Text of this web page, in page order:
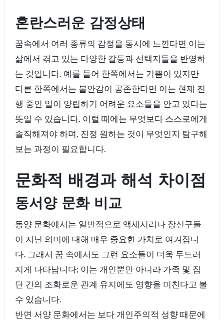
혼란스러운 감정상태
꿈속에서 여러 종류의 감정을 동시에 느낀다면 이는
삶에서 겪고 있는 다양한 갈등과 선택지들을 반영하
는 것입니다. 예를 들어 한쪽에서는 기쁨이 있지만
다른 한쪽에서는 불안감이 공존한다면 이는 현재 진
행 중인 일이 양립하기 어려운 요소들을 안고 있다는
뜻일 수 있습니다. 이럴 때에는 무엇보다 스스로에게
솔직해져야 하며, 진정 원하는 것이 무엇인지 탐구해
보는 과정이 필요합니다.
문화적 배경과 해석 차이점
동서양 문화 비교
동양 문화에서는 일반적으로 액세서리나 장신구들
이 지닌 의미에 대해 매우 중요한 가치로 여겨집니
다. 그래서 꿈 속에서도 그런 요소들이 더욱 두드러
지게 나타납니다; 이는 개인뿐만 아니라 가족 및 집
단 간의 조화로운 관계 유지에도 영향을 미친다고 볼
수 있습니다.
반면 서양 문화에서는 보다 개인주의적 성향 때문에